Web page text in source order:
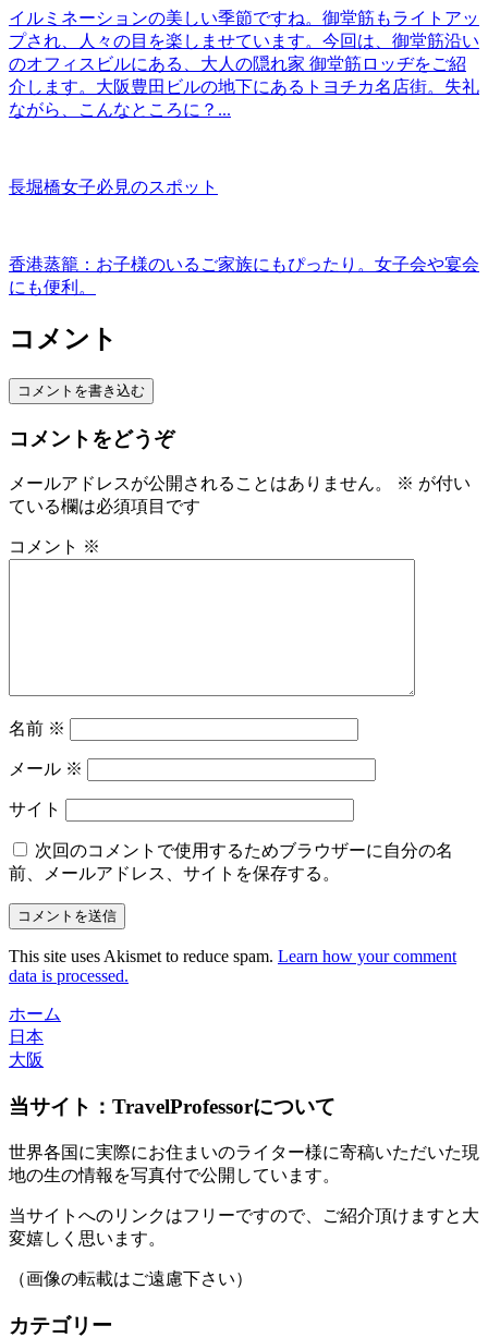
イルミネーションの美しい季節ですね。御堂筋もライトアッ
プされ、人々の目を楽しませています。今回は、御堂筋沿い
のオフィスビルにある、大人の隠れ家 御堂筋ロッヂをご紹
介します。大阪豊田ビルの地下にあるトヨチカ名店街。失礼
ながら、こんなところに？...
長堀橋女子必見のスポット
香港蒸籠：お子様のいるご家族にもぴったり。女子会や宴会
にも便利。
コメント
コメントを書き込む
コメントをどうぞ
メールアドレスが公開されることはありません。 ※ が付い
ている欄は必須項目です
コメント ※
名前 ※
メール ※
サイト
次回のコメントで使用するためブラウザーに自分の名
前、メールアドレス、サイトを保存する。
This site uses Akismet to reduce spam. Learn how your comment
data is processed.
ホーム
日本
大阪
当サイト：TravelProfessorについて
世界各国に実際にお住まいのライター様に寄稿いただいた現
地の生の情報を写真付で公開しています。
当サイトへのリンクはフリーですので、ご紹介頂けますと大
変嬉しく思います。
（画像の転載はご遠慮下さい）
カテゴリー